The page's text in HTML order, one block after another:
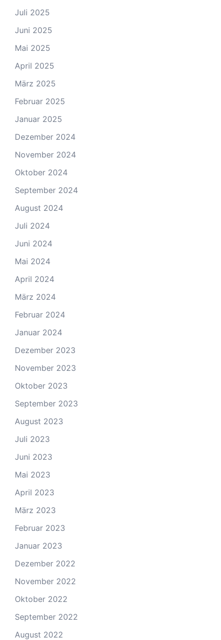
Juli 2025
Juni 2025
Mai 2025
April 2025
März 2025
Februar 2025
Januar 2025
Dezember 2024
November 2024
Oktober 2024
September 2024
August 2024
Juli 2024
Juni 2024
Mai 2024
April 2024
März 2024
Februar 2024
Januar 2024
Dezember 2023
November 2023
Oktober 2023
September 2023
August 2023
Juli 2023
Juni 2023
Mai 2023
April 2023
März 2023
Februar 2023
Januar 2023
Dezember 2022
November 2022
Oktober 2022
September 2022
August 2022